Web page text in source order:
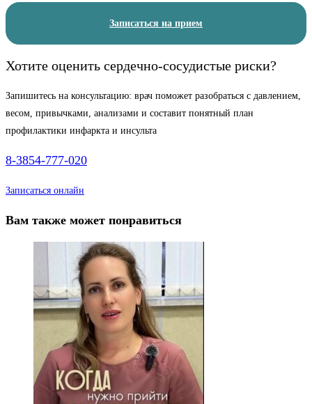
Записаться на прием
Хотите оценить сердечно-сосудистые риски?
Запишитесь на консультацию: врач поможет разобраться с давлением,
весом, привычками, анализами и составит понятный план
профилактики инфаркта и инсульта
8-3854-777-020
Записаться онлайн
Вам также может понравиться